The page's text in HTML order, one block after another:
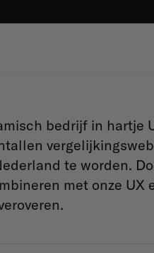
bedrijf in hartje
te worden.
met onze UX